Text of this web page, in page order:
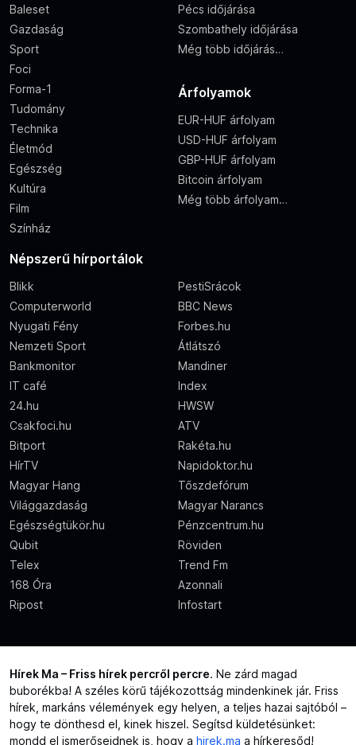
Baleset
Gazdaság
Sport
Foci
Forma-1
Tudomány
Technika
Életmód
Egészség
Kultúra
Film
Színház
Pécs időjárása
Szombathely időjárása
Még több időjárás…
Árfolyamok
EUR-HUF árfolyam
USD-HUF árfolyam
GBP-HUF árfolyam
Bitcoin árfolyam
Még több árfolyam…
Népszerű hírportálok
Blikk
PestiSrácok
Computerworld
BBC News
Nyugati Fény
Forbes.hu
Nemzeti Sport
Átlátszó
Bankmonitor
Mandiner
IT café
Index
24.hu
HWSW
Csakfoci.hu
ATV
Bitport
Rakéta.hu
HírTV
Napidoktor.hu
Magyar Hang
Tőszdefórum
Világgazdaság
Magyar Narancs
Egészségtükör.hu
Pénzcentrum.hu
Qubit
Röviden
Telex
Trend Fm
168 Óra
Azonnali
Ripost
Infostart
Hírek Ma – Friss hírek percről percre. Ne zárd magad
buborékba! A széles körű tájékozottság mindenkinek jár. Friss
hírek, markáns vélemények egy helyen, a teljes hazai sajtóból –
hogy te dönthesd el, kinek hiszel. Segítsd küldetésünket:
mondd el ismerőseidnek is, hogy a hirek.ma a hírkeresőd!